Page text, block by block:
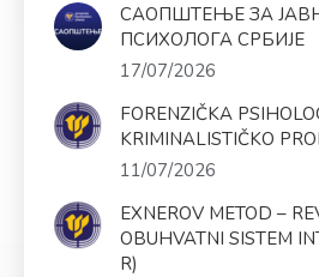
САОПШТЕЊЕ ЗА
ПСИХОЛОГА СРБИЈЕ
17/07/2026
FORENZIČKA
KRIMINALISTIČKO
11/07/2026
EXNEROV METOD –
OBUHVATNI SISTEM
R)